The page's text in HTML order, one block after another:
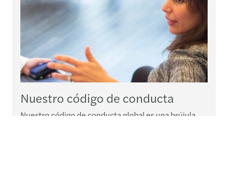
Nuestro código de conducta
Nuestro código de conducta global es una brújula